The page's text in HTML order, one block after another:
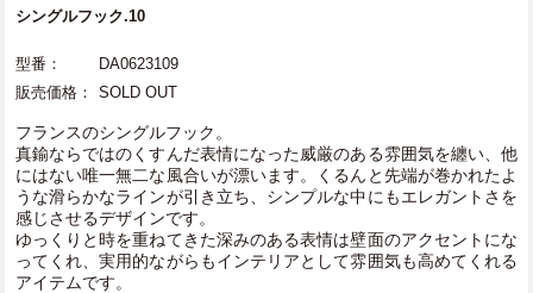
シングルフック.10
型番：
DA0623109
販売価格：
SOLD OUT
フランスのシングルフック。
真鍮ならではのくすんだ表情になった威厳のある雰囲気を纏い、他
にはない唯一無二な風合いが漂います。くるんと先端が巻かれたよ
うな滑らかなラインが引き立ち、シンプルな中にもエレガントさを
感じさせるデザインです。
ゆっくりと時を重ねてきた深みのある表情は壁面のアクセントにな
ってくれ、実用的ながらもインテリアとして雰囲気も高めてくれる
アイテムです。